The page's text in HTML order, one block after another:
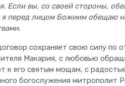
Если вы, со своей стороны,
я перед лицом Божиим обещаю
сохраняет свою силу по
Макария, с любовью
к его святым мощам, с
богослужения митрополит